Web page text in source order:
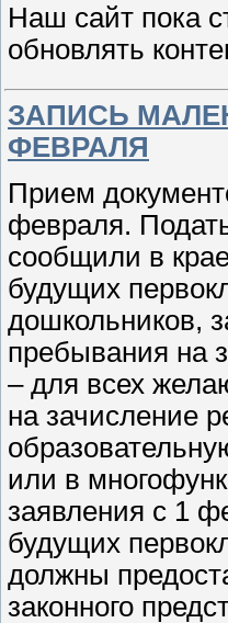
Наш сайт пока
обновлять
ЗАПИСЬ
ФЕВРАЛЯ
Прием
февраля.
сообщили в
будущих
дошкольников,
пребывания на
– для всех
на зачисление
или в
заявления с 1
будущих
должны
законного